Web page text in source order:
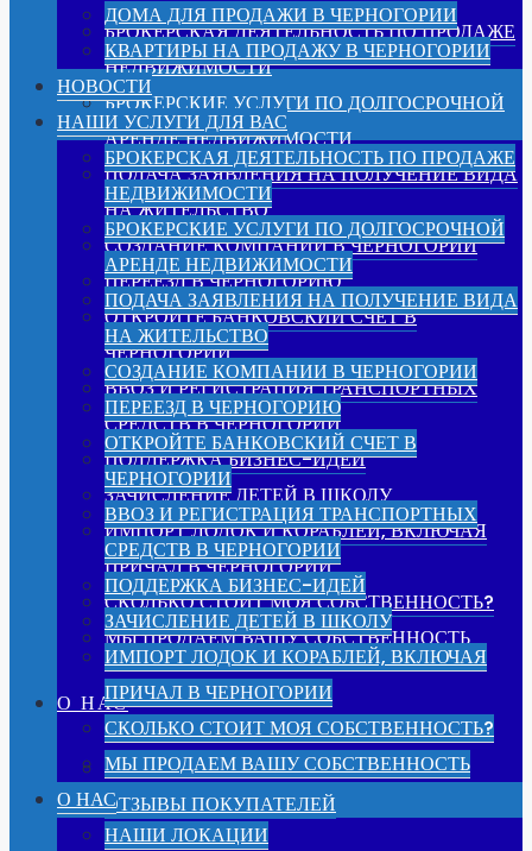
БРОКЕРСКАЯ ДЕЯТЕЛЬНОСТЬ ПО ПРОДАЖЕ
НЕДВИЖИМОСТИ
БРОКЕРСКИЕ УСЛУГИ ПО ДОЛГОСРОЧНОЙ
АРЕНДЕ НЕДВИЖИМОСТИ
ПОДАЧА ЗАЯВЛЕНИЯ НА ПОЛУЧЕНИЕ ВИДА
НА ЖИТЕЛЬСТВО
СОЗДАНИЕ КОМПАНИИ В ЧЕРНОГОРИИ
ПЕРЕЕЗД В ЧЕРНОГОРИЮ
ОТКРОЙТЕ БАНКОВСКИЙ СЧЕТ В
ЧЕРНОГОРИИ
ВВОЗ И РЕГИСТРАЦИЯ ТРАНСПОРТНЫХ
СРЕДСТВ В ЧЕРНОГОРИИ
ПОДДЕРЖКА БИЗНЕС-ИДЕЙ
ЗАЧИСЛЕНИЕ ДЕТЕЙ В ШКОЛУ
ИМПОРТ ЛОДОК И КОРАБЛЕЙ, ВКЛЮЧАЯ
ПРИЧАЛ В ЧЕРНОГОРИИ
СКОЛЬКО СТОИТ МОЯ СОБСТВЕННОСТЬ?
МЫ ПРОДАЕМ ВАШУ СОБСТВЕННОСТЬ
О НАС
НАШИ ЛОКАЦИИ
ОТЗЫВЫ ПОКУПАТЕЛЕЙ
ДОМА ДЛЯ ПРОДАЖИ В ЧЕРНОГОРИИ
КВАРТИРЫ НА ПРОДАЖУ В ЧЕРНОГОРИИ
НОВОСТИ
НАШИ УСЛУГИ ДЛЯ ВАС
БРОКЕРСКАЯ ДЕЯТЕЛЬНОСТЬ ПО ПРОДАЖЕ
НЕДВИЖИМОСТИ
БРОКЕРСКИЕ УСЛУГИ ПО ДОЛГОСРОЧНОЙ
АРЕНДЕ НЕДВИЖИМОСТИ
ПОДАЧА ЗАЯВЛЕНИЯ НА ПОЛУЧЕНИЕ ВИДА
НА ЖИТЕЛЬСТВО
СОЗДАНИЕ КОМПАНИИ В ЧЕРНОГОРИИ
ПЕРЕЕЗД В ЧЕРНОГОРИЮ
ОТКРОЙТЕ БАНКОВСКИЙ СЧЕТ В
ЧЕРНОГОРИИ
ВВОЗ И РЕГИСТРАЦИЯ ТРАНСПОРТНЫХ
СРЕДСТВ В ЧЕРНОГОРИИ
ПОДДЕРЖКА БИЗНЕС-ИДЕЙ
ЗАЧИСЛЕНИЕ ДЕТЕЙ В ШКОЛУ
ИМПОРТ ЛОДОК И КОРАБЛЕЙ, ВКЛЮЧАЯ
ПРИЧАЛ В ЧЕРНОГОРИИ
СКОЛЬКО СТОИТ МОЯ СОБСТВЕННОСТЬ?
МЫ ПРОДАЕМ ВАШУ СОБСТВЕННОСТЬ
О НАС
НАШИ ЛОКАЦИИ